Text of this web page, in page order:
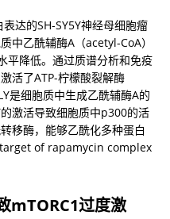
达的SH-SY5Y神经母细胞瘤
中乙酰辅酶A（acetyl-CoA）
平降低。通过质谱分析和免疫
活了ATP-柠檬酸裂解酶
是细胞质中生成乙酰辅酶A的
激活导致细胞质中p300的活
移酶，能够乙酰化多种蛋白
of rapamycin complex
mTORC1过度激